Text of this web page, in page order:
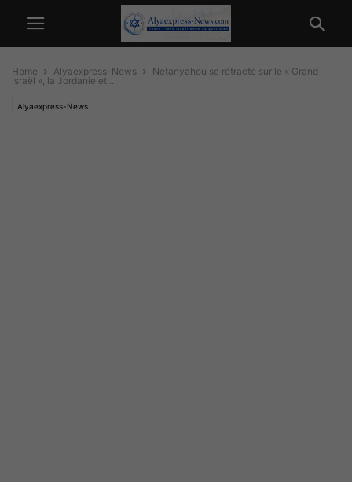
Home Alyaexpress-News
Netanyahou se rétracte sur le « Grand
Israël », la Jordanie et...
Alyaexpress-News